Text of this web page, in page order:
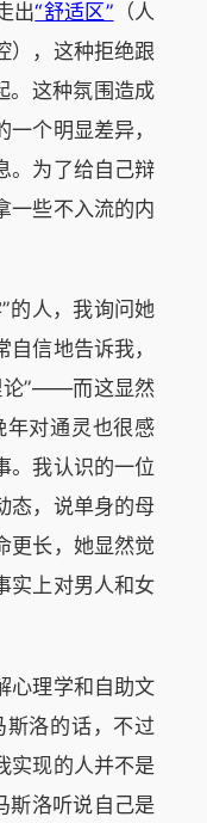
出“舒适区” （人
），这种拒绝跟
。这种氛围造成
个明显差异，
。为了给自己辩
一些不入流的内
的人，我询问她
信地告诉我，
论”——而这显然
年对通灵也很感
。我认识的一位
态，说单身的母
更长，她显然觉
实上对男人和女
心理学和自助文
斯洛的话，不过
实现的人并不是
斯洛听说自己是